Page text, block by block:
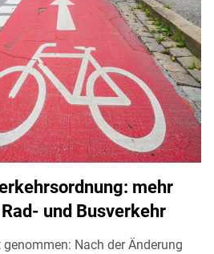
mehr
und Busverkehr
Nach der Änderung